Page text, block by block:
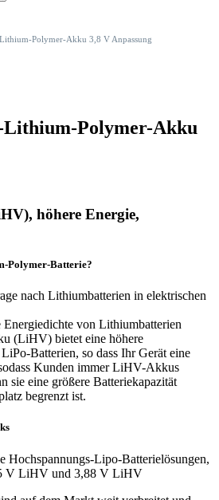
Polymer-Akku 3,8 V Anpassung
Lithium-Polymer-Akku
höhere Energie,
Polymer-Batterie?
nach Lithiumbatterien in elektrischen
von Lithiumbatterien
(LiHV) bietet eine höhere
Batterien, so dass Ihr Gerät eine
Kunden immer LiHV-Akkus
sie eine größere Batteriekapazität
begrenzt ist.
Hochspannungs-Lipo-Batterielösungen,
V LiHV und 3,88 V LiHV